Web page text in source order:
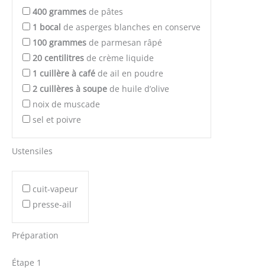
400 grammes de pâtes
1 bocal de asperges blanches en conserve
100 grammes de parmesan râpé
20 centilitres de crème liquide
1 cuillère à café de ail en poudre
2 cuillères à soupe de huile d’olive
noix de muscade
sel et poivre
Ustensiles
cuit-vapeur
presse-ail
Préparation
Étape 1